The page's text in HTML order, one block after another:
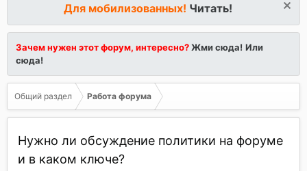
Для мобилизованных! Читать!
Зачем нужен этот форум, интересно?Жми сюда! Или
сюда!
Общий раздел Работа форума
Нужно ли обсуждение политики на форуме
и в каком ключе?